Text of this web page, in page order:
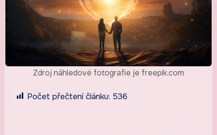
Zdroj náhledové fotografie je freepik.com
Počet přečtení článku: 536